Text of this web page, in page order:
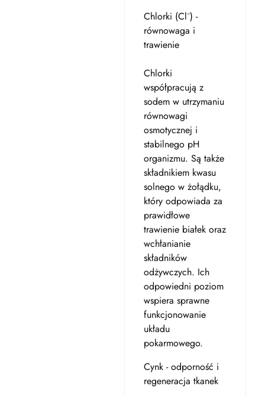
Chlorki (Cl⁻) -
równowaga i
trawienie
Chlorki
współpracują z
sodem w utrzymaniu
równowagi
osmotycznej i
stabilnego pH
organizmu. Są także
składnikiem kwasu
solnego w żołądku,
który odpowiada za
prawidłowe
trawienie białek oraz
wchłanianie
składników
odżywczych. Ich
odpowiedni poziom
wspiera sprawne
funkcjonowanie
układu
pokarmowego.
Cynk - odporność i
regeneracja tkanek